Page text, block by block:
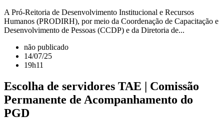
A Pró-Reitoria de Desenvolvimento Institucional e Recursos
Humanos (PRODIRH), por meio da Coordenação de Capacitação e
Desenvolvimento de Pessoas (CCDP) e da Diretoria de...
não publicado
14/07/25
19h11
Escolha de servidores TAE | Comissão
Permanente de Acompanhamento do
PGD